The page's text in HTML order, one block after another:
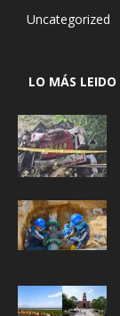
Uncategorized
LO MÁS LEIDO